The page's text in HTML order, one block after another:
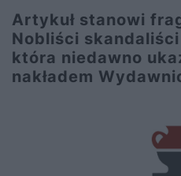
Artykuł stanowi
Nobliści skandaliści
która niedawno
nakładem